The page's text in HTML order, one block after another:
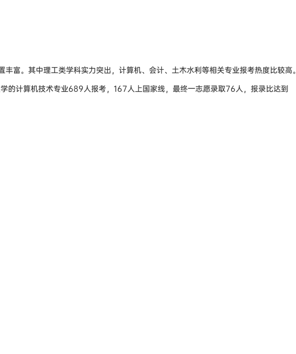
富。其中理工类学科实力突出，计算机、会计、土木水利等相关专业报考热度比较高。
的计算机技术专业689人报考，167人上国家线，最终一志愿录取76人，报录比达到